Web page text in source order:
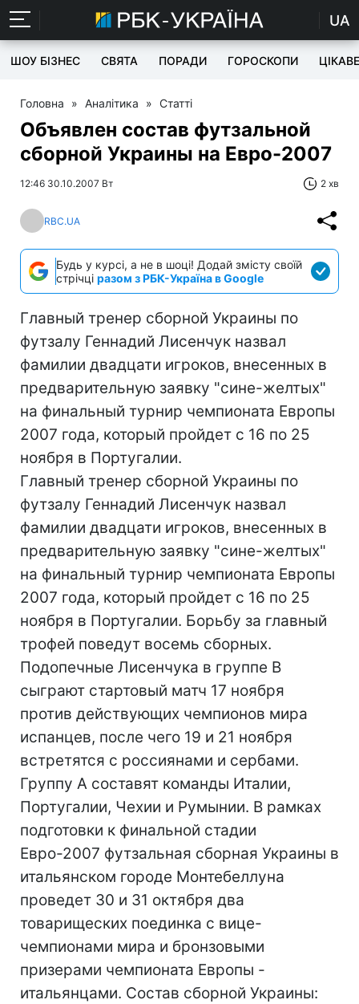
UA
ШОУ БІЗНЕС СВЯТА ПОРАДИ ГОРОСКОПИ ЦІКАВЕ
Головна » Аналітика » Статті
Объявлен состав футзальной
сборной Украины на Евро-2007
12:46 30.10.2007 Вт 2 хв
RBC.UA
Будь у курсі, а не в шоці! Додай змісту своїй
стрічці разом з РБК-Україна в Google
Главный тренер сборной Украины по
футзалу Геннадий Лисенчук назвал
фамилии двадцати игроков, внесенных в
предварительную заявку "сине-желтых"
на финальный турнир чемпионата Европы
2007 года, который пройдет с 16 по 25
ноября в Португалии.
Главный тренер сборной Украины по
футзалу Геннадий Лисенчук назвал
фамилии двадцати игроков, внесенных в
предварительную заявку "сине-желтых"
на финальный турнир чемпионата Европы
2007 года, который пройдет с 16 по 25
ноября в Португалии. Борьбу за главный
трофей поведут восемь сборных.
Подопечные Лисенчука в группе В
сыграют стартовый матч 17 ноября
против действующих чемпионов мира
испанцев, после чего 19 и 21 ноября
встретятся с россиянами и сербами.
Группу А составят команды Италии,
Португалии, Чехии и Румынии. В рамках
подготовки к финальной стадии
Евро-2007 футзальная сборная Украины в
итальянском городе Монтебеллуна
проведет 30 и 31 октября два
товарищеских поединка с вице-
чемпионами мира и бронзовыми
призерами чемпионата Европы -
итальянцами. Состав сборной Украины: